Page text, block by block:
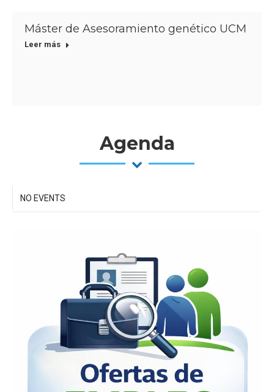
Máster de Asesoramiento genético UCM
Leer más
Agenda
NO EVENTS